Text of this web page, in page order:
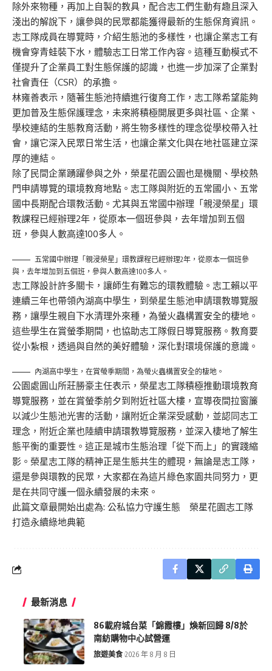
除外來物種，再加上自製的教具，配合志工們生動有趣且深入
淺出的解說下，讓參與的民眾都能獲得最新的生態保育資訊。
志工隊成員在導覽時，介紹生態池的多樣性，也讓企業志工有
機會穿青蛙裝下水，體驗志工日常工作內容。這種互動模式不
僅提升了企業員工對生態保護的認識，也進一步加深了企業對
社會責任（CSR）的承擔。
林雍善表示，隨著生態池持續進行復育工作，志工隊希望能夠
更加普及生態保護理念，未來將積極開展更多與社區、企業、
學校連結的生態教育活動，將生物多樣性的理念從學校帶入社
會，讓它深入民眾日常生活，也讓企業文化與在地社區建立深
厚的連結。
除了民間企業踴躍參與之外，榮星花園公園也是機關、學校熱
門申請導覽的環境教育地點。志工隊與附近的五常國小、五常
國中長期配合環教活動。尤其與五常國中辦理「親浸榮星」環
教課程已經辦理2年，從原本一個班參與，去年增加到五個
班，參與人數高達100多人。
五常國中辦理「親浸榮星」環教課程已經辦理2年，從原本一個班參
與，去年增加到五個班，參與人數高達100多人。
志工隊設計許多關卡，讓師生有難忘的環教體驗。志工賴以平
連續三年也帶領內湖高中學生，到榮星生態池申請環教導覽服
務，讓學生親自下水清理外來種，為螢火蟲構置安全的棲地。
這些學生在賞螢季期間，也協助志工隊假日導覽服務。教育要
從小紮根，透過與自然的美好體驗，深化對環境保護的意識。
內湖高中學生，在賞螢季期間，為螢火蟲構置安全的棲地。
公園處圓山所莊勝豪主任表示，榮星志工隊積極推動環境教育
導覽服務，並在賞螢季前夕到附近社區大樓，宣導夜間拉窗簾
以減少生態池光害的活動，讓附近企業深受感動，並認同志工
理念，附近企業也陸續申請環教導覽服務，並深入棲地了解生
態平衡的重要性。這正是城市生態治理「從下而上」的實踐縮
影。榮星志工隊的精神正是生態共生的體現，無論是志工隊，
還是參與環教的民眾，大家都在為這片綠色家園共同努力，更
是在共同守護一個永續發展的未來。
此篇文章最開始出處為: 公私協力守護生態 榮星花園志工隊
打造永續綠地典範
最新消息
86載府城台菜「錦霞樓」煥新回歸 8/8於
南紡購物中心試營運
旅遊美食 2026 年 8 月 8 日